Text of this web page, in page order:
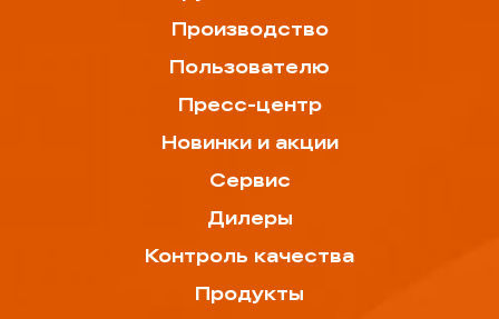
Производство
Пользователю
Пресс-центр
Новинки и акции
Сервис
Дилеры
Контроль качества
Продукты